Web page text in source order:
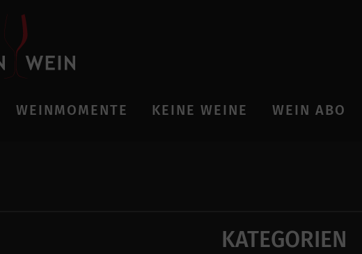
WEINMOMENTE KEINE WEINE WEIN ABO
KATEGORIEN